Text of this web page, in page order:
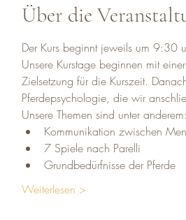
Über die
Der Kurs beginnt jeweils um 9:30
Unsere Kurstage beginnen mit
Zielsetzung für die Kurszeit.
Pferdepsychologie, die wir
Unsere Themen sind unter anderem:
Kommunikation zwischen
7 Spiele nach Parelli
Grundbedürfnisse der Pferde
Weiterlesen >